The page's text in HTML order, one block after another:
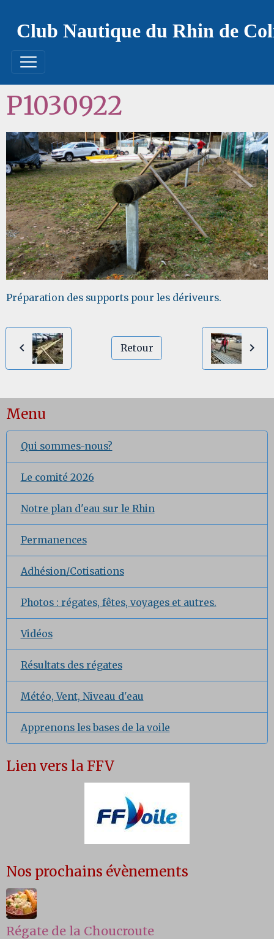
Club Nautique du Rhin de
P1030922
Préparation des supports pour les dériveurs.
Retour
Menu
Qui sommes-nous?
Le comité 2026
Notre plan d'eau sur le Rhin
Permanences
Adhésion/Cotisations
Photos : régates, fêtes, voyages et autres.
Vidéos
Résultats des régates
Météo, Vent, Niveau d'eau
Apprenons les bases de la voile
Lien vers la FFV
Nos prochains évènements
Régate de la Choucroute